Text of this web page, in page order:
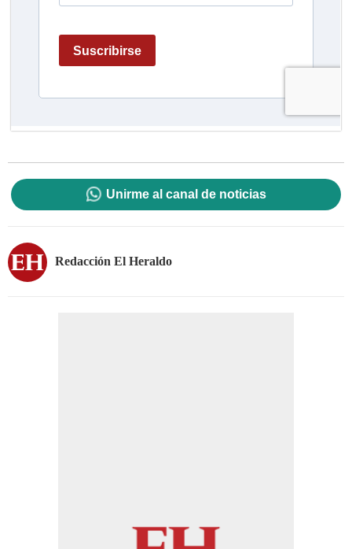
Unirme al canal de noticias
Redacción El Heraldo